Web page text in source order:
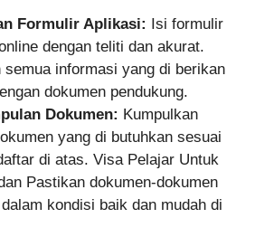
Formulir Aplikasi:
Isi formulir
dengan teliti dan akurat.
semua informasi yang di berikan
dokumen pendukung.
Dokumen: Kumpulkan
yang di butuhkan sesuai
di atas. Visa Pelajar Untuk
Pastikan dokumen-dokumen
kondisi baik dan mudah di